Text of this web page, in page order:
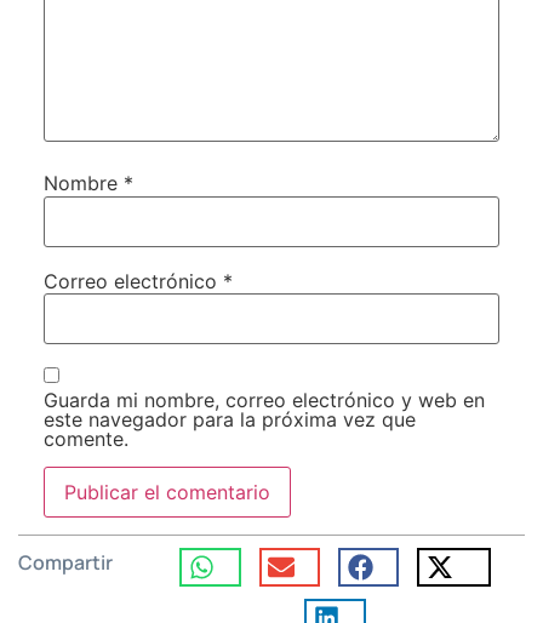
Nombre *
Correo electrónico *
Guarda mi nombre, correo electrónico y web en
este navegador para la próxima vez que
comente.
Compartir